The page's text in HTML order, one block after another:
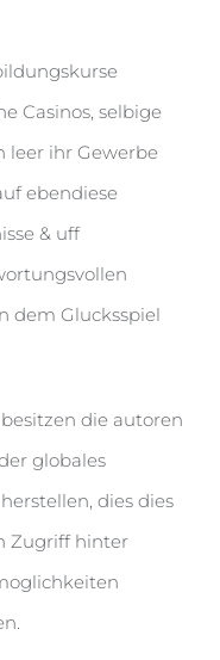
Casinos, selbige
leer ihr Gewerbe
ebendiese
& uff
dem Glucksspiel
die autoren
globales
dies dies
Zugriff hinter